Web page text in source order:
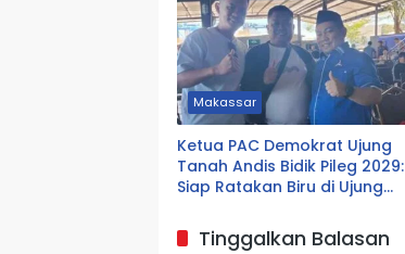
Makassar
Ketua PAC Demokrat Ujung
Tanah Andis Bidik Pileg 2029:
Siap Ratakan Biru di Ujung
Tinggalkan Balasan